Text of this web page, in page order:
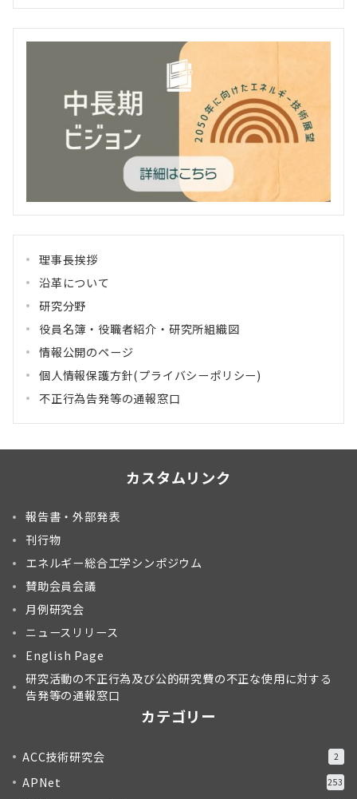
理事長挨拶
沿革について
研究分野
役員名簿・役職者紹介・研究所組織図
情報公開のページ
個人情報保護方針(プライバシーポリシー)
不正行為告発等の通報窓口
カスタムリンク
報告書・外部発表
刊行物
エネルギー総合工学シンポジウム
賛助会員会議
月例研究会
ニュースリリース
English Page
研究活動の不正行為及び公的研究費の不正な使用に対する
告発等の通報窓口
カテゴリー
ACC技術研究会 2
APNet 253